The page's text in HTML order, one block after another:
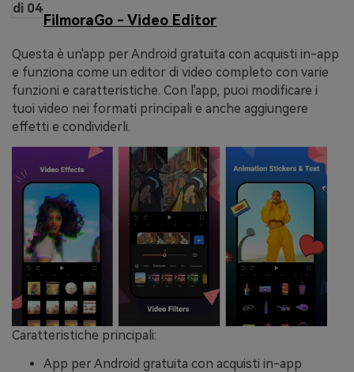
di 04
FilmoraGo - Video Editor
Questa è un'app per Android gratuita con acquisti in-app
e funziona come un editor di video completo con varie
funzioni e caratteristiche. Con l'app, puoi modificare i
tuoi video nei formati principali e anche aggiungere
effetti e condividerli.
Caratteristiche principali:
App per Android gratuita con acquisti in-app